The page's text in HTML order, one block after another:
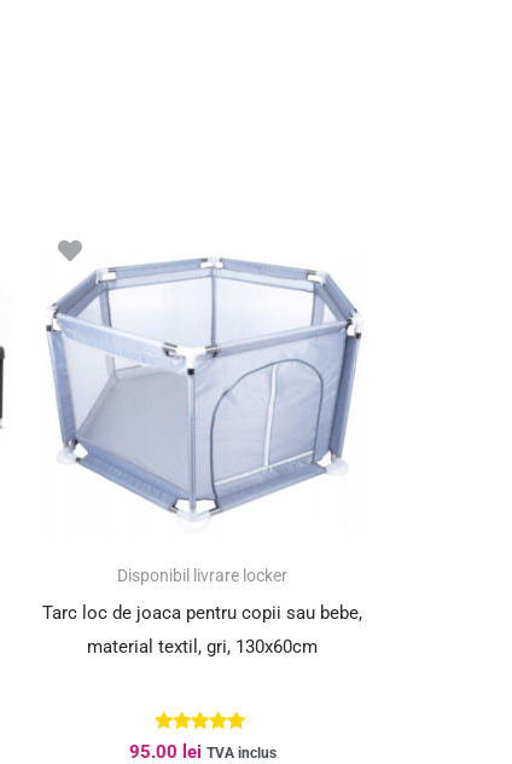
Disponibil livrare locker
Tarc loc de joaca pentru copii sau bebe,
material textil, gri, 130x60cm
Evaluat la
95.00 lei TVA inclus